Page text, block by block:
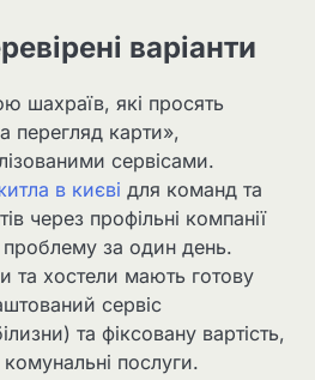
варіанти
шахраїв, які просять
перегляд карти»,
сервісами.
в києві для команд та
через профільні компанії
проблему за один день.
та хостели мають готову
сервіс
та фіксовану вартість,
послуги.